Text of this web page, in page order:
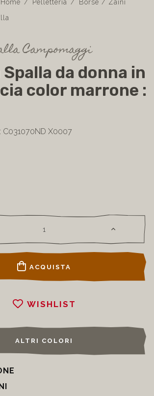
Home Pelletteria
Borse / Zaini
Campomaggi
Spalla da donna in
color marrone :
X0007
ACQUISTA
WISHLIST
ALTRI COLORI